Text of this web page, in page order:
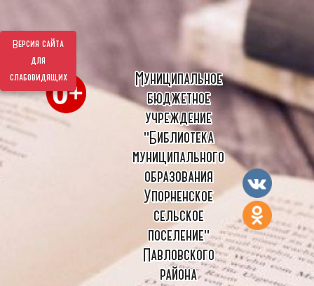
Версия сайта
для
слабовидящих
Муниципальное
бюджетное
учреждение
"Библиотека
муниципального
образования
Упорненское
сельское
поселение"
Павловского
района